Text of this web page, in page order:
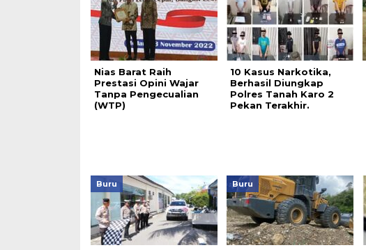
Nias Barat Raih
Prestasi Opini Wajar
Tanpa Pengecualian
(WTP)
10 Kasus Narkotika,
Berhasil Diungkap
Polres Tanah Karo 2
Pekan Terakhir.
Buru Buru